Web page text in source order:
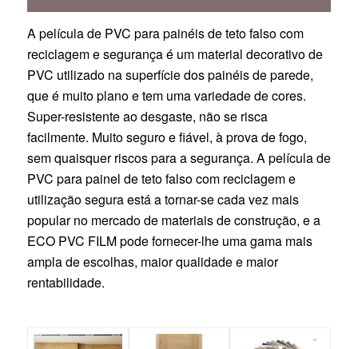
A película de PVC para painéis de teto falso com
reciclagem e segurança é um material decorativo de
PVC utilizado na superfície dos painéis de parede,
que é muito plano e tem uma variedade de cores.
Super-resistente ao desgaste, não se risca
facilmente. Muito seguro e fiável, à prova de fogo,
sem quaisquer riscos para a segurança. A película de
PVC para painel de teto falso com reciclagem e
utilização segura está a tornar-se cada vez mais
popular no mercado de materiais de construção, e a
ECO PVC FILM pode fornecer-lhe uma gama mais
ampla de escolhas, maior qualidade e maior
rentabilidade.